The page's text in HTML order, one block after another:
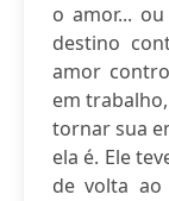
o amor...
destino
amor
em
tornar sua
ela é. Ele
de volta